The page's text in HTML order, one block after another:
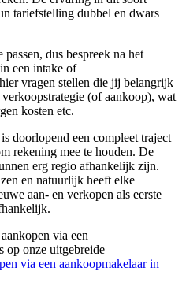
tariefstelling dubbel en dwars
dus bespreek na het
een intake of
vragen stellen die jij belangrijk
(of aankoop), wat
kosten etc.
doorlopend een compleet traject
rekening mee te houden. De
erg regio afhankelijk zijn.
en natuurlijk heeft elke
aan- en verkopen als eerste
via een
op onze uitgebreide
via een aankoopmakelaar in